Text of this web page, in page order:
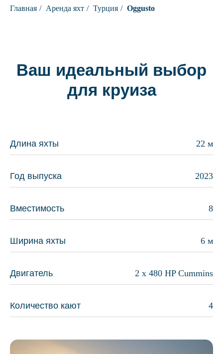
Главная / Аренда яхт / Турция / Oggusto
Ваш идеальный выбор
для круиза
Длина яхты 22 м
Год выпуска 2023
Вместимость 8
Ширина яхты 6 м
Двигатель 2 x 480 HP Cummins
Количество кают 4